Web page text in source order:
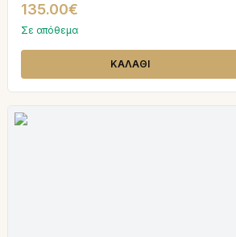
135.00€
Σε απόθεμα
ΚΑΛΑΘΙ